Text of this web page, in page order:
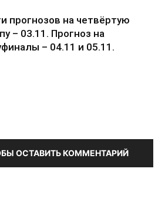
прогнозов на четвёртую
– 03.11. Прогноз на
– 04.11 и 05.11.
ОСТАВИТЬ КОММЕНТАРИЙ